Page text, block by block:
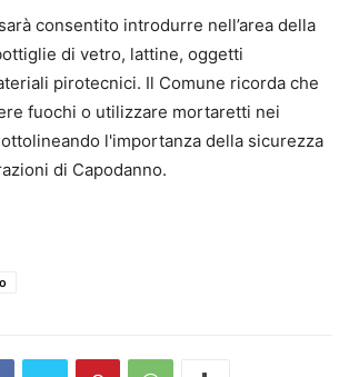
consentito introdurre nell’area della
di vetro, lattine, oggetti
pirotecnici. Il Comune ricorda che
fuochi o utilizzare mortaretti nei
l'importanza della sicurezza
di Capodanno.